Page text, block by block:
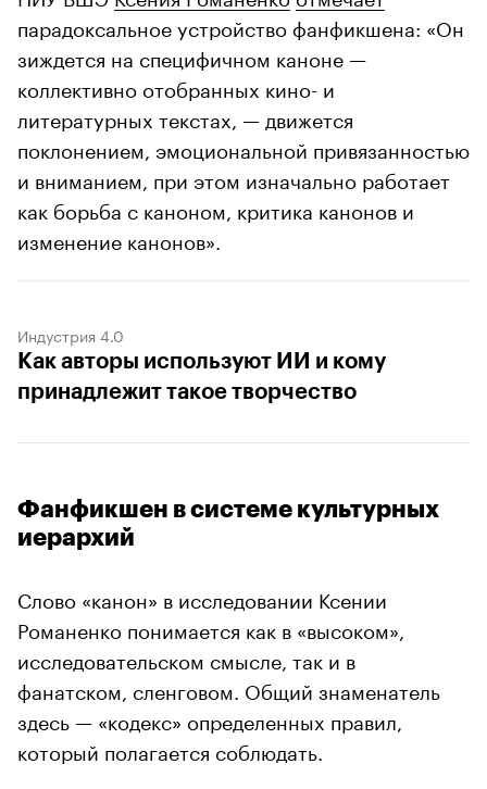
парадоксальное устройство фанфикшена: «Он
зиждется на специфичном каноне —
коллективно отобранных кино- и
литературных текстах, — движется
поклонением, эмоциональной привязанностью
и вниманием, при этом изначально работает
как борьба с каноном, критика канонов и
изменение канонов».
Индустрия 4.0
Как авторы используют ИИ и кому
принадлежит такое творчество
Фанфикшен в системе культурных
иерархий
Слово «канон» в исследовании Ксении
Романенко понимается как в «высоком»,
исследовательском смысле, так и в
фанатском, сленговом. Общий знаменатель
здесь — «кодекс» определенных правил,
который полагается соблюдать.